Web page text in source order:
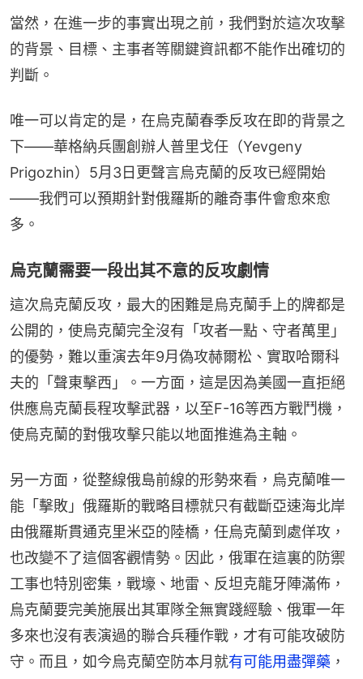
當然，在進一步的事實出現之前，我們對於這次攻擊
的背景、目標、主事者等關鍵資訊都不能作出確切的
判斷。
唯一可以肯定的是，在烏克蘭春季反攻在即的背景之
下——華格納兵團創辦人普里戈任（Yevgeny
Prigozhin）5月3日更聲言烏克蘭的反攻已經開始
——我們可以預期針對俄羅斯的離奇事件會愈來愈
多。
烏克蘭需要一段出其不意的反攻劇情
這次烏克蘭反攻，最大的困難是烏克蘭手上的牌都是
公開的，使烏克蘭完全沒有「攻者一點、守者萬里」
的優勢，難以重演去年9月偽攻赫爾松、實取哈爾科
夫的「聲東擊西」。一方面，這是因為美國一直拒絕
供應烏克蘭長程攻擊武器，以至F-16等西方戰鬥機，
使烏克蘭的對俄攻擊只能以地面推進為主軸。
另一方面，從整線俄島前線的形勢來看，烏克蘭唯一
能「擊敗」俄羅斯的戰略目標就只有截斷亞速海北岸
由俄羅斯貫通克里米亞的陸橋，任烏克蘭到處佯攻，
也改變不了這個客觀情勢。因此，俄軍在這裏的防禦
工事也特別密集，戰壕、地雷、反坦克龍牙陣滿佈，
烏克蘭要完美施展出其軍隊全無實踐經驗、俄軍一年
多來也沒有表演過的聯合兵種作戰，才有可能攻破防
守。而且，如今烏克蘭空防本月就有可能用盡彈藥 ，